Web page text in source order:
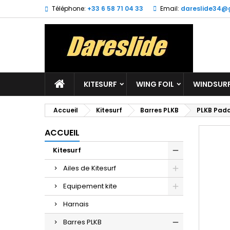
Téléphone: +33 6 58 71 04 33 Email:
KITESURF WING FOIL
Accueil Kitesurf Barres PLKB PLKB
ACCUEIL
Kitesurf
Ailes de Kitesurf
Equipement kite
Harnais
Barres PLKB